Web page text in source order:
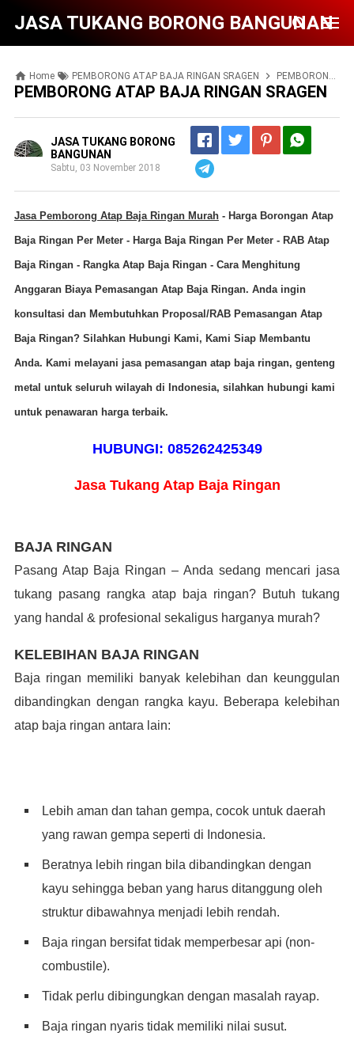
JASA TUKANG BORONG BANGUNAN
Home PEMBORONG ATAP BAJA RINGAN SRAGEN PEMBORONG ATAP BAJA RINGAN SRAGEN
PEMBORONG ATAP BAJA RINGAN SRAGEN
JASA TUKANG BORONG
BANGUNAN
Sabtu, 03 November 2018
Jasa Pemborong Atap Baja Ringan Murah- Harga Borongan Atap
Baja Ringan Per Meter - Harga Baja Ringan Per Meter - RAB Atap
Baja Ringan - Rangka Atap Baja Ringan - Cara Menghitung
Anggaran Biaya Pemasangan Atap Baja Ringan. Anda ingin
konsultasi dan Membutuhkan Proposal/RAB Pemasangan Atap
Baja Ringan? Silahkan Hubungi Kami, Kami Siap Membantu
Anda. Kami melayani jasa pemasangan atap baja ringan, genteng
metal untuk seluruh wilayah di Indonesia, silahkan hubungi kami
untuk penawaran harga terbaik.
HUBUNGI: 085262425349
Jasa Tukang Atap Baja Ringan
BAJA RINGAN
Pasang Atap Baja Ringan – Anda sedang mencari jasa
tukang pasang rangka atap baja ringan? Butuh tukang
yang handal & profesional sekaligus harganya murah?
KELEBIHAN BAJA RINGAN
Baja ringan memiliki banyak kelebihan dan keunggulan
dibandingkan dengan rangka kayu. Beberapa kelebihan
atap baja ringan antara lain:
Lebih aman dan tahan gempa, cocok untuk daerah
yang rawan gempa seperti di Indonesia.
Beratnya lebih ringan bila dibandingkan dengan
kayu sehingga beban yang harus ditanggung oleh
struktur dibawahnya menjadi lebih rendah.
Baja ringan bersifat tidak memperbesar api (non-
combustile).
Tidak perlu dibingungkan dengan masalah rayap.
Baja ringan nyaris tidak memiliki nilai susut.